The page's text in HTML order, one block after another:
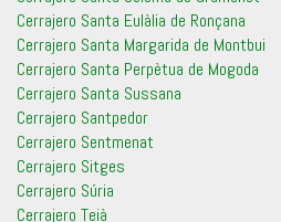
Cerrajero Santa Eulàlia de Ronçana
Cerrajero Santa Margarida de Montbui
Cerrajero Santa Perpètua de Mogoda
Cerrajero Santa Sussana
Cerrajero Santpedor
Cerrajero Sentmenat
Cerrajero Sitges
Cerrajero Súria
Cerrajero Teià